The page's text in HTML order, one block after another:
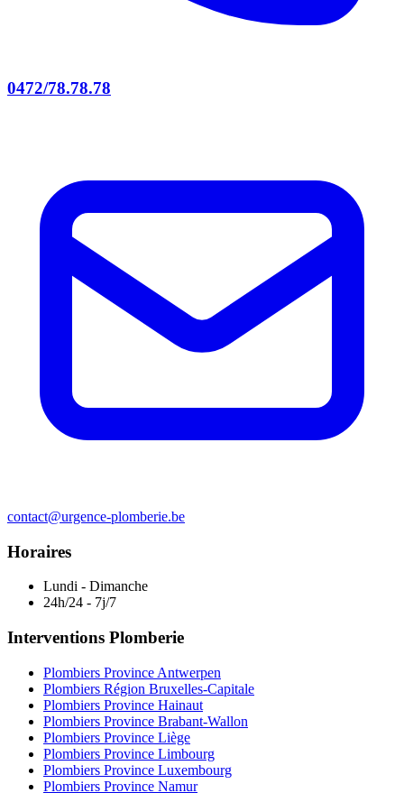
0472/78.78.78
contact@urgence-plomberie.be
Horaires
Lundi - Dimanche
24h/24 - 7j/7
Interventions Plomberie
Plombiers Province Antwerpen
Plombiers Région Bruxelles-Capitale
Plombiers Province Hainaut
Plombiers Province Brabant-Wallon
Plombiers Province Liège
Plombiers Province Limbourg
Plombiers Province Luxembourg
Plombiers Province Namur